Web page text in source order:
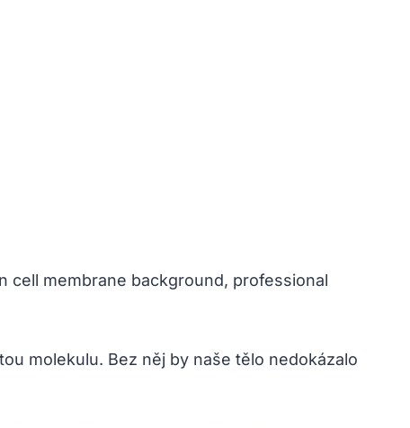
molekulu. Bez něj by naše tělo nedokázalo